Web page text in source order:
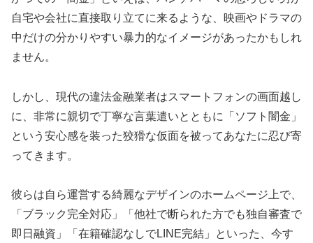
自宅や会社に直接取り立てに来るような、映画やドラマの
中だけの分かりやすい暴力的なイメージがあったかもしれ
ません。
しかし、現代の違法金融業者はスマートフォンの画面越し
に、非常に親切で丁寧な言葉遣いとともに「ソフト闇金」
という安心感を装った狡猾な仮面を被ってあなたに忍び寄
ってきます。
彼らは自ら運営する綺麗なデザインのホームページ上で、
「ブラック完全対応」「他社で断られた方でも独自審査で
即日融資」「在籍確認なしでLINE完結」といった、今す